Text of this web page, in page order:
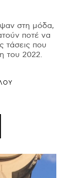
στη μόδα,
ποτέ να
τάσεις που
του 2022.